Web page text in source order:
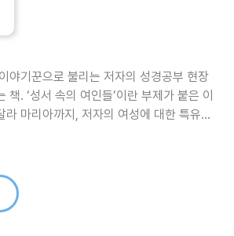
야기꾼으로 불리는 저자의 성경공부 현장
책. ‘성서 속의 여인들’이란 부제가 붙은 이
라 마리아까지, 저자의 여성에 대한 특유의